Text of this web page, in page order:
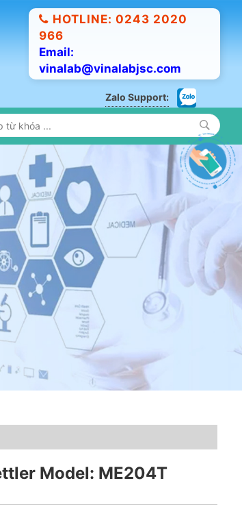
HOTLINE: 0243 2020
966
Email:
vinalab@vinalabjsc.com
Zalo Support:
Model: ME204T